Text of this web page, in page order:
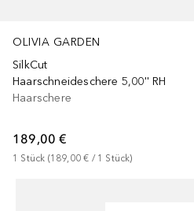
OLIVIA GARDEN
SilkCut
Haarschneideschere 5,00'' RH
Haarschere
189,00 €
1 Stück (189,00 € / 1 Stück)